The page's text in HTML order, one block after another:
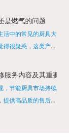
多样化的烹饪需
是燃气的问题
活中的常见的厨具大
得很疑惑，这类产品
被大家猜对了，这
务内容及其重要性
，节能厨具市场持续
提供高品质的售后维